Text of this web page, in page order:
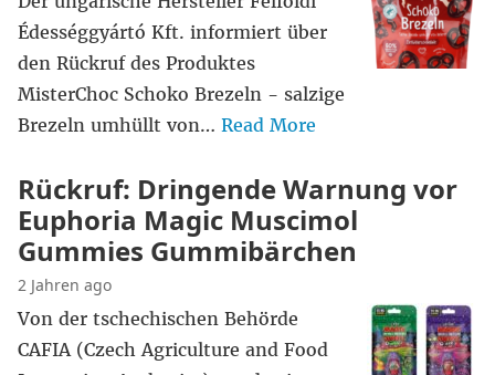
Édességgyártó Kft. informiert über
den Rückruf des Produktes
MisterChoc Schoko Brezeln - salzige
Brezeln umhüllt von… Read More
Rückruf: Dringende Warnung vor
Euphoria Magic Muscimol
Gummies Gummibärchen
2 Jahren ago
Von der tschechischen Behörde
CAFIA (Czech Agriculture and Food